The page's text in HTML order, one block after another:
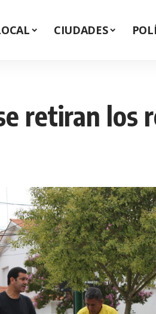
CIUDADES
retiran los